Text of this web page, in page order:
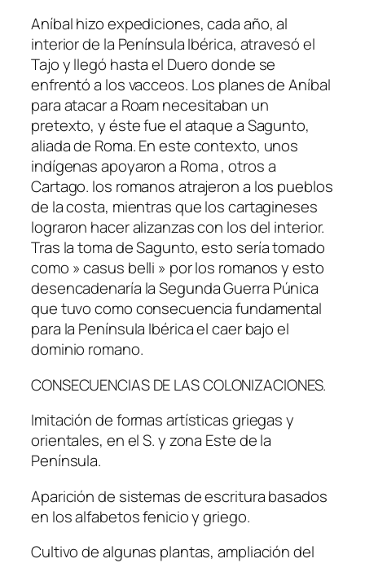
Aníbal hizo expediciones, cada año, al
interior de la Península Ibérica, atravesó el
Tajo y llegó hasta el Duero donde se
enfrentó a los vacceos. Los planes de Aníbal
para atacar a Roam necesitaban un
pretexto, y éste fue el ataque a Sagunto,
aliada de Roma. En este contexto, unos
indígenas apoyaron a Roma , otros a
Cartago. los romanos atrajeron a los pueblos
de la costa, mientras que los cartagineses
lograron hacer alizanzas con los del interior.
Tras la toma de Sagunto, esto sería tomado
como » casus belli » por los romanos y esto
desencadenaría la Segunda Guerra Púnica
que tuvo como consecuencia fundamental
para la Península Ibérica el caer bajo el
dominio romano.
CONSECUENCIAS DE LAS COLONIZACIONES.
Imitación de formas artísticas griegas y
orientales, en el S. y zona Este de la
Península.
Aparición de sistemas de escritura basados
en los alfabetos fenicio y griego.
Cultivo de algunas plantas, ampliación del